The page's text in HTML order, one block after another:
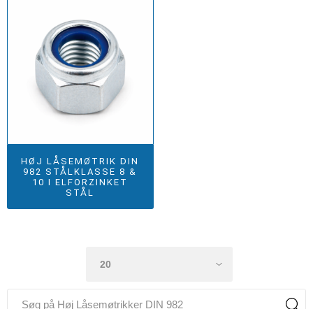
HØJ LÅSEMØTRIK DIN
982 STÅLKLASSE 8 &
10 I ELFORZINKET
STÅL